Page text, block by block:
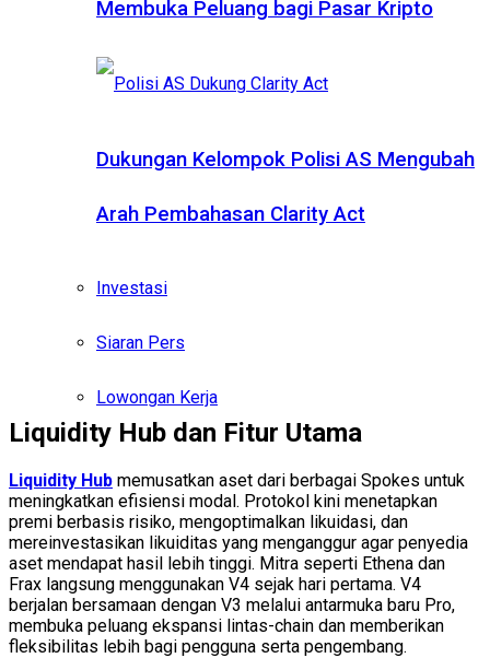
Membuka Peluang bagi Pasar Kripto
Dukungan Kelompok Polisi AS Mengubah
Arah Pembahasan Clarity Act
Investasi
Siaran Pers
Lowongan Kerja
Liquidity Hub dan Fitur Utama
Liquidity Hub memusatkan aset dari berbagai Spokes untuk
meningkatkan efisiensi modal. Protokol kini menetapkan
premi berbasis risiko, mengoptimalkan likuidasi, dan
mereinvestasikan likuiditas yang menganggur agar penyedia
aset mendapat hasil lebih tinggi. Mitra seperti Ethena dan
Frax langsung menggunakan V4 sejak hari pertama. V4
berjalan bersamaan dengan V3 melalui antarmuka baru Pro,
membuka peluang ekspansi lintas-chain dan memberikan
fleksibilitas lebih bagi pengguna serta pengembang.